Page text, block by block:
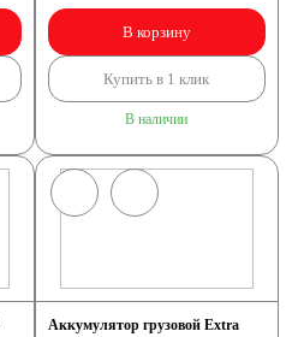
В корзину
Купить в 1 клик
В наличии
Аккумулятор грузовой Extra